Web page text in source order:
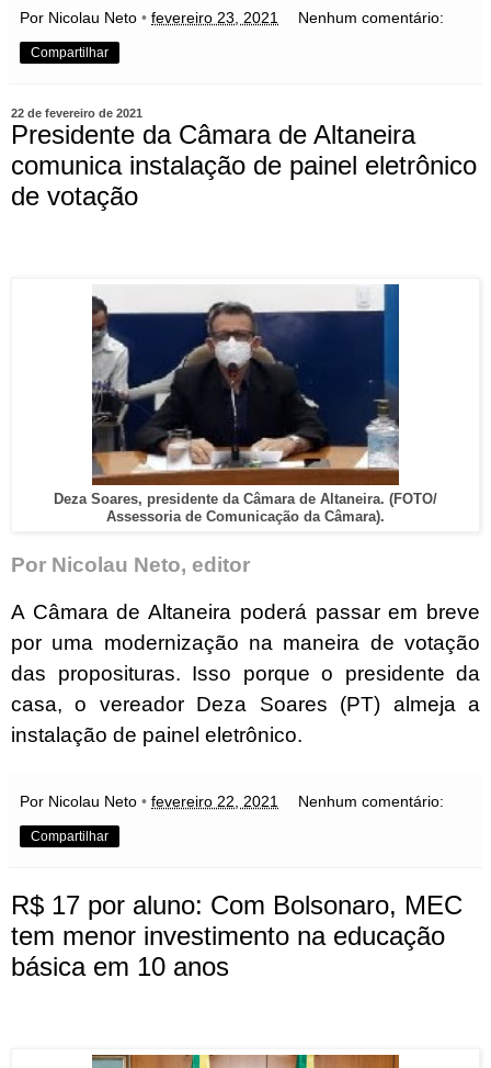
Por Nicolau Neto • fevereiro 23, 2021 Nenhum comentário:
Compartilhar
22 de fevereiro de 2021
Presidente da Câmara de Altaneira
comunica instalação de painel eletrônico
de votação
Deza Soares, presidente da Câmara de Altaneira. (FOTO/
Assessoria de Comunicação da Câmara).
Por Nicolau Neto, editor
A Câmara de Altaneira poderá passar em breve
por uma modernização na maneira de votação
das proposituras. Isso porque o presidente da
casa, o vereador Deza Soares (PT) almeja a
instalação de painel eletrônico.
Por Nicolau Neto • fevereiro 22, 2021 Nenhum comentário:
Compartilhar
R$ 17 por aluno: Com Bolsonaro, MEC
tem menor investimento na educação
básica em 10 anos